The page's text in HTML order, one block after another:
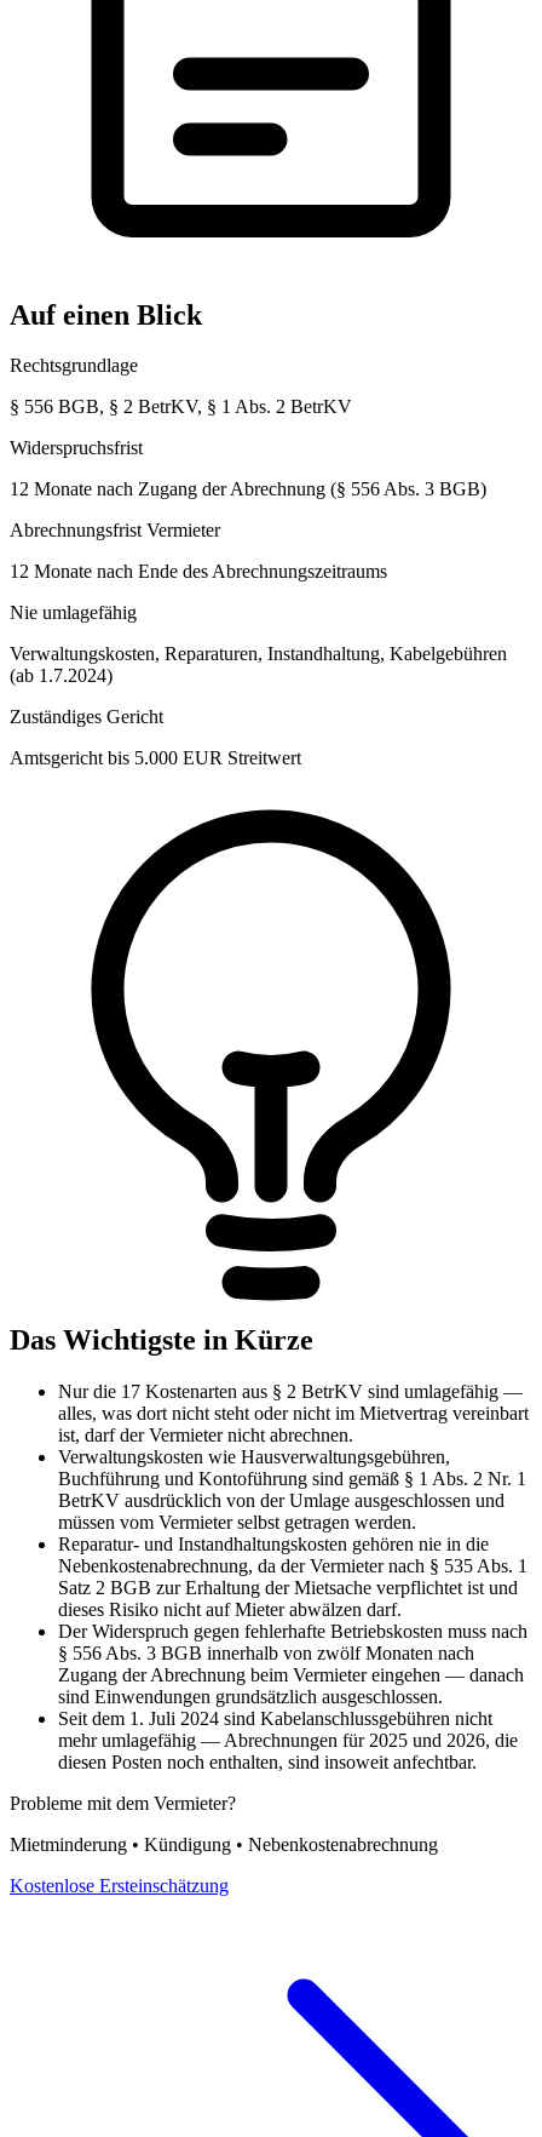
Auf einen Blick
Rechtsgrundlage
§ 556 BGB, § 2 BetrKV, § 1 Abs. 2 BetrKV
Widerspruchsfrist
12 Monate nach Zugang der Abrechnung (§ 556 Abs. 3 BGB)
Abrechnungsfrist Vermieter
12 Monate nach Ende des Abrechnungszeitraums
Nie umlagefähig
Verwaltungskosten, Reparaturen, Instandhaltung, Kabelgebühren
(ab 1.7.2024)
Zuständiges Gericht
Amtsgericht bis 5.000 EUR Streitwert
Das Wichtigste in Kürze
Nur die 17 Kostenarten aus § 2 BetrKV sind umlagefähig —
alles, was dort nicht steht oder nicht im Mietvertrag vereinbart
ist, darf der Vermieter nicht abrechnen.
Verwaltungskosten wie Hausverwaltungsgebühren,
Buchführung und Kontoführung sind gemäß § 1 Abs. 2 Nr. 1
BetrKV ausdrücklich von der Umlage ausgeschlossen und
müssen vom Vermieter selbst getragen werden.
Reparatur- und Instandhaltungskosten gehören nie in die
Nebenkostenabrechnung, da der Vermieter nach § 535 Abs. 1
Satz 2 BGB zur Erhaltung der Mietsache verpflichtet ist und
dieses Risiko nicht auf Mieter abwälzen darf.
Der Widerspruch gegen fehlerhafte Betriebskosten muss nach
§ 556 Abs. 3 BGB innerhalb von zwölf Monaten nach
Zugang der Abrechnung beim Vermieter eingehen — danach
sind Einwendungen grundsätzlich ausgeschlossen.
Seit dem 1. Juli 2024 sind Kabelanschlussgebühren nicht
mehr umlagefähig — Abrechnungen für 2025 und 2026, die
diesen Posten noch enthalten, sind insoweit anfechtbar.
Probleme mit dem Vermieter?
Mietminderung • Kündigung • Nebenkostenabrechnung
Kostenlose Ersteinschätzung